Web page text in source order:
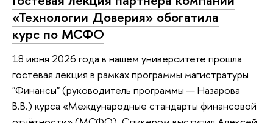
«Технологии Доверия» обогатила
курс по МСФО
18 июня 2026 года в нашем университете прошла
гостевая лекция в рамках программы магистратуры
"Финансы" (руководитель программы — Назарова
В.В.) курса «Международные стандарты финансовой